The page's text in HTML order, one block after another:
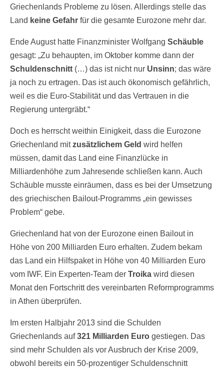
Griechenlands Probleme zu lösen. Allerdings stelle das
Land keine Gefahr für die gesamte Eurozone mehr dar.
Ende August hatte Finanzminister Wolfgang Schäuble
gesagt: „Zu behaupten, im Oktober komme dann der
Schuldenschnitt (…) das ist nicht nur Unsinn; das wäre
ja noch zu ertragen. Das ist auch ökonomisch gefährlich,
weil es die Euro-Stabilität und das Vertrauen in die
Regierung untergräbt.“
Doch es herrscht weithin Einigkeit, dass die Eurozone
Griechenland mitzusätzlichem Geld wird helfen
müssen, damit das Land eine Finanzlücke in
Milliardenhöhe zum Jahresende schließen kann. Auch
Schäuble musste einräumen, dass es bei der Umsetzung
des griechischen Bailout-Programms „ein gewisses
Problem“ gebe.
Griechenland hat von der Eurozone einen Bailout in
Höhe von 200 Milliarden Euro erhalten. Zudem bekam
das Land ein Hilfspaket in Höhe von 40 Milliarden Euro
vom IWF. Ein Experten-Team der Troika wird diesen
Monat den Fortschritt des vereinbarten Reformprogramms
in Athen überprüfen.
Im ersten Halbjahr 2013 sind die Schulden
Griechenlands auf321 Milliarden Euro gestiegen. Das
sind mehr Schulden als vor Ausbruch der Krise 2009,
obwohl bereits ein 50-prozentiger Schuldenschnitt